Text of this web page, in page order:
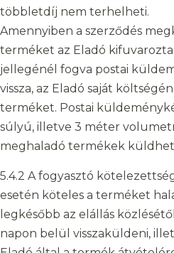
többletdíj nem terhelheti.
Amennyiben a szerződés
terméket az Eladó kifuvarozta
jellegénél fogva postai
vissza, az Eladó saját
terméket. Postai
súlyú, illetve 3 méter
meghaladó termékek
5.4.2 A fogyasztó
esetén köteles a terméket
legkésőbb az elállás
napon belül visszaküldeni,